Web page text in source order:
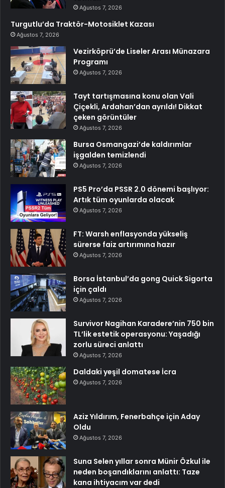
Ağustos 7, 2026
Turgutlu’da Traktör-Motosiklet Kazası
Ağustos 7, 2026
Vezirköprü’de Liseler Arası Münazara
Programı
Ağustos 7, 2026
Tayt tartışmasına konu olan Vali
Çiçekli, Ardahan’dan ayrıldı! Dikkat
çeken görüntüler
Ağustos 7, 2026
Bursa Osmangazi’de kaldırımlar
işgalden temizlendi
Ağustos 7, 2026
PS5 Pro’da PSSR 2.0 dönemi başlıyor:
Artık tüm oyunlarda olacak
Ağustos 7, 2026
FT: Warsh enflasyonda yükseliş
sürerse faiz artırımına hazır
Ağustos 7, 2026
Borsa İstanbul’da gong Quick Sigorta
için çaldı
Ağustos 7, 2026
Survivor Nagihan Karadere’nin 750 bin
TL’lik estetik operasyonu: Yaşadığı
zorlu süreci anlattı
Ağustos 7, 2026
Daldaki yeşil domatese İcra
Ağustos 7, 2026
Aziz Yıldırım, Fenerbahçe için Aday
Oldu
Ağustos 7, 2026
Suna Selen yıllar sonra Münir Özkul ile
neden boşandıklarını anlattı: Taze
kana ihtiyacım var dedi